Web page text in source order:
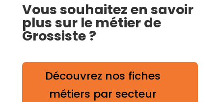
Vous souhaitez en savoir
plus sur le métier de
Grossiste ?
Découvrez nos fiches
métiers par secteur